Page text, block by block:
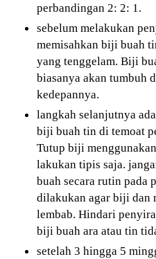
perbandingan 2: 2: 1.
sebelum melakukan
memisahkan biji buah
yang tenggelam. Biji
biasanya akan tumbuh
kedepannya.
langkah selanjutnya
biji buah tin di temoat
Tutup biji
lakukan tipis saja.
buah secara rutin pada
dilakukan agar biji dan
lembab. Hindari
biji buah ara atau tin
setelah 3 hingga 5